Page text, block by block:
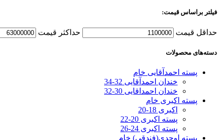
فیلتر براساس قیمت:
حداقل قیمت حداكثر قيمت
دسته‌های محصولات
پسته احمدآقایی خام
خندان احمدآقایی 32-34
خندان احمداقایی 30-32
پسته اکبری خام
اکبری 18-20
پسته اکبری 20-22
پسته اکبری 24-26
پسته اوحدی(فندقی) خام